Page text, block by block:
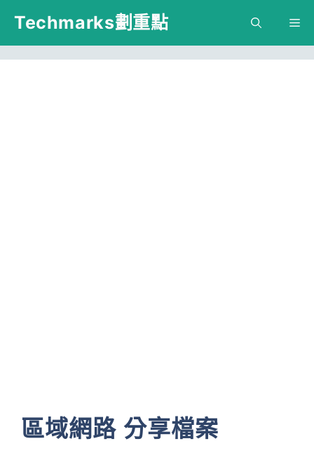
跳
主
Techmarks劃重點
區域網路 分享檔案